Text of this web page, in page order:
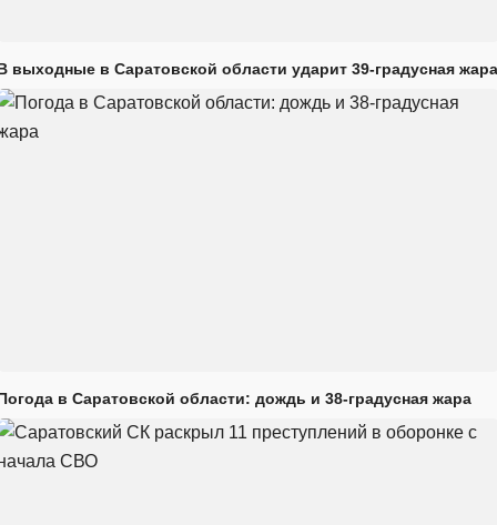
выходные в Саратовской области ударит 39-градусная жара
в Саратовской области: дождь и 38-градусная жара